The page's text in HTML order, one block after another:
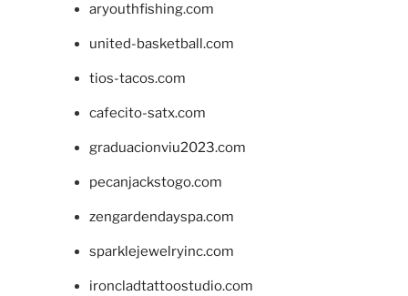
aryouthfishing.com
united-basketball.com
tios-tacos.com
cafecito-satx.com
graduacionviu2023.com
pecanjackstogo.com
zengardendayspa.com
sparklejewelryinc.com
ironcladtattoostudio.com